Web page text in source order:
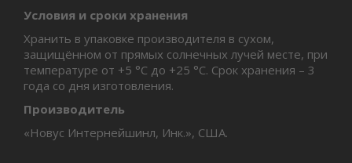
Условия и сроки хранения
Хранить в упаковке производителя в сухом,
защищённом от прямых солнечных лучей месте, при
температуре от +5 °С до +25 °С. Срок хранения – 3
года со дня изготовления.
Производитель
«Новус Интернейшинл, Инк.», США.